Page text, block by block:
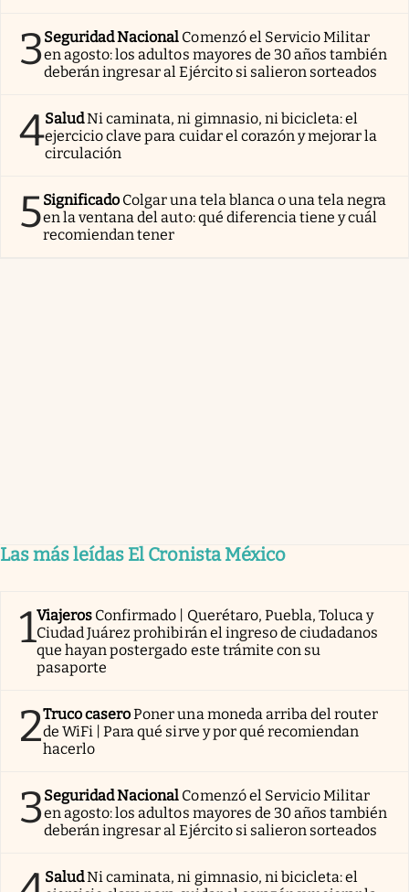
3Seguridad Nacional Comenzó el Servicio Militar
en agosto: los adultos mayores de 30 años también
deberán ingresar al Ejército si salieron sorteados
4SaludNi caminata, ni gimnasio, ni bicicleta: el
ejercicio clave para cuidar el corazón y mejorar la
circulación
5Significado Colgar una tela blanca o una tela negra
en la ventana del auto: qué diferencia tiene y cuál
recomiendan tener
Las más leídas El Cronista México
1Viajeros Confirmado | Querétaro, Puebla, Toluca y
Ciudad Juárez prohibirán el ingreso de ciudadanos
que hayan postergado este trámite con su
pasaporte
2Truco caseroPoner una moneda arriba del router
de WiFi | Para qué sirve y por qué recomiendan
hacerlo
3Seguridad Nacional Comenzó el Servicio Militar
en agosto: los adultos mayores de 30 años también
deberán ingresar al Ejército si salieron sorteados
SaludNi caminata, ni gimnasio, ni bicicleta: el